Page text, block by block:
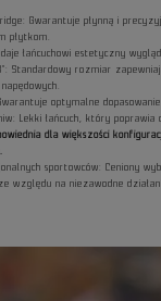
Gwarantuje płynną i
płytkom.
łańcuchowi estetyczny
Standardowy rozmiar
optymalne
Lekki łańcuch, który poprawia
dla większości
sportowców: Ceniony
względu na niezawodne